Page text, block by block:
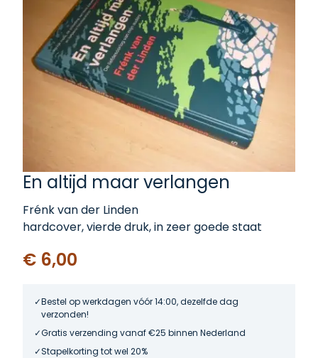
En altijd maar verlangen
Frénk van der Linden
hardcover, vierde druk, in zeer goede staat
€ 6,00
Bestel op werkdagen vóór 14:00, dezelfde dag
verzonden!
Gratis verzending vanaf €25 binnen Nederland
Stapelkorting tot wel 20%